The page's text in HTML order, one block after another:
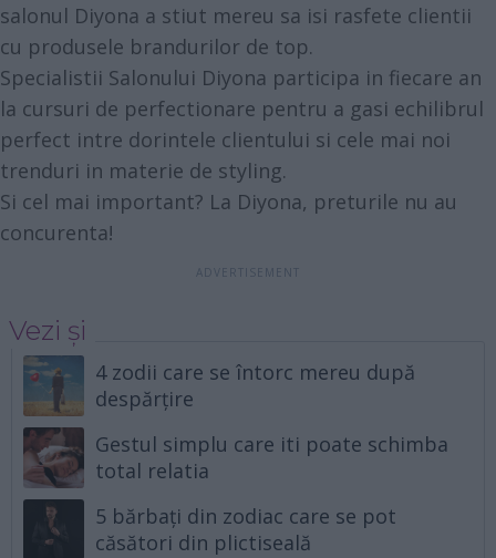
salonul Diyona a stiut mereu sa isi rasfete clientii
cu produsele brandurilor de top.
Specialistii Salonului Diyona participa in fiecare an
la cursuri de perfectionare pentru a gasi echilibrul
perfect intre dorintele clientului si cele mai noi
trenduri in materie de styling.
Si cel mai important? La Diyona, preturile nu au
concurenta!
Vezi și
4 zodii care se întorc mereu după
despărțire
Gestul simplu care iti poate schimba
total relatia
5 bărbați din zodiac care se pot
căsători din plictiseală